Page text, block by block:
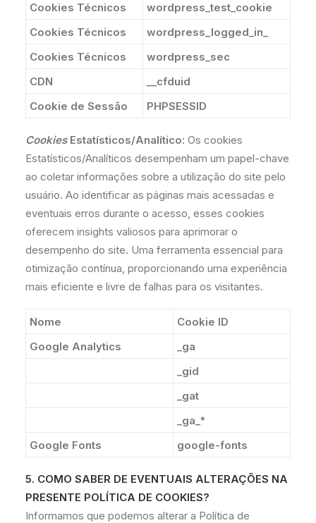
Cookies Técnicos
wordpress_test_cookie
Cookies Técnicos
wordpress_logged_in_
Cookies Técnicos
wordpress_sec
CDN
__cfduid
Cookie de Sessão
PHPSESSID
CookiesEstatísticos/Analítico: Os cookies
Estatísticos/Analíticos desempenham um papel-chave
ao coletar informações sobre a utilização do site pelo
usuário. Ao identificar as páginas mais acessadas e
eventuais erros durante o acesso, esses cookies
oferecem insights valiosos para aprimorar o
desempenho do site. Uma ferramenta essencial para
otimização contínua, proporcionando uma experiência
mais eficiente e livre de falhas para os visitantes.
Nome
Cookie ID
Google Analytics
_ga
_gid
_gat
_ga_*
Google Fonts
google-fonts
5. COMO SABER DE EVENTUAIS ALTERAÇÕES NA
PRESENTE POLÍTICA DE COOKIES?
Informamos que podemos alterar a Política de